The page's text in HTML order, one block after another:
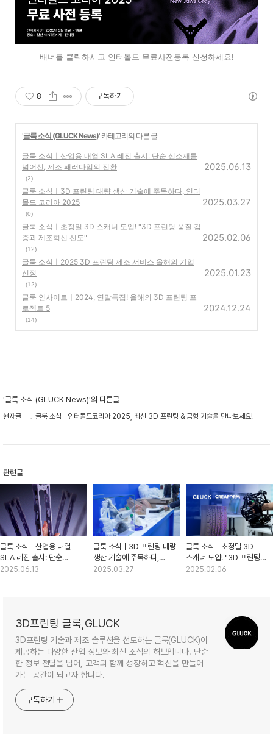
배너를 클릭하시고 인터몰드 무료사전등록 신청하세요!
8 구독하기
'글룩 소식 (GLUCK News)' 카테고리의 다른 글
글룩 소식ㅣ산업용 내열 SLA 레진 출시: 단순 신소재를
넘어선, 제조 패러다임의 전환
(2)
2025.06.13
글룩 소식ㅣ3D 프린팅 대량 생산 기술에 주목하다, 인터
몰드 코리아 2025
(0)
2025.03.27
글룩 소식ㅣ초정밀 3D 스캐너 도입! "3D 프린팅 품질 검
증과 제조혁신 선도"
(12)
2025.02.06
글룩 소식ㅣ2025 3D 프린팅 제조 서비스 올해의 기업
선정
(12)
2025.01.23
글룩 인사이트ㅣ2024, 연말특집! 올해의 3D 프린팅 프
로젝트 5
(14)
2024.12.24
'글룩 소식 (GLUCK News)'의 다른글
현재글 글룩 소식ㅣ인터몰드코리아 2025, 최신 3D 프린팅 & 금형 기술을 만나보세요!
관련글
글룩 소식ㅣ산업용 내열
SLA 레진 출시: 단순
신소재를 넘어선, 제조
2025.06.13
글룩 소식ㅣ3D 프린팅 대량
생산 기술에 주목하다,
인터몰드 코리아 2025
2025.03.27
글룩 소식ㅣ초정밀 3D
스캐너 도입! "3D 프린팅
품질 검증과 제조혁신 선도"
2025.02.06
3D프린팅 글룩,GLUCK
3D프린팅 기술과 제조 솔루션을 선도하는 글룩(GLUCK)이
제공하는 다양한 산업 정보와 최신 소식의 허브입니다. 단순
한 정보 전달을 넘어, 고객과 함께 성장하고 혁신을 만들어
가는 공간이 되고자 합니다.
구독하기